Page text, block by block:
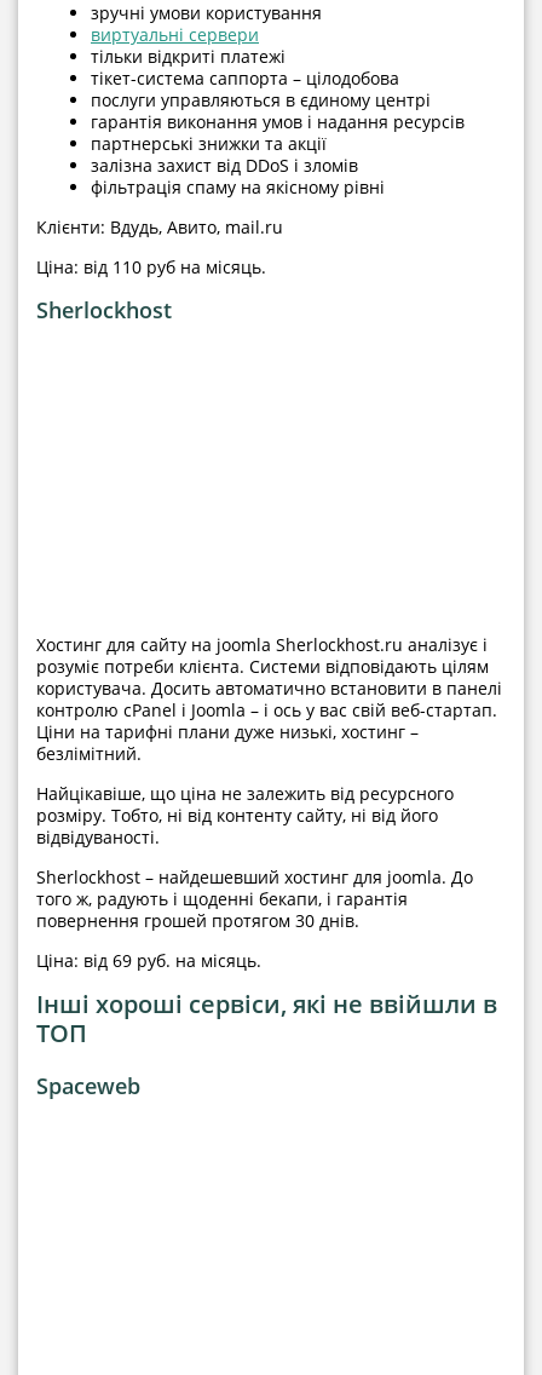
зручні умови користування
виртуальні сервери
тільки відкриті платежі
тікет-система саппорта – цілодобова
послуги управляються в єдиному центрі
гарантія виконання умов і надання ресурсів
партнерські знижки та акції
залізна захист від DDoS і зломів
фільтрація спаму на якісному рівні
Клієнти: Вдудь, Авито, mail.ru
Ціна: від 110 руб на місяць.
Sherlockhost
Хостинг для сайту на joomla Sherlockhost.ru аналізує і
розуміє потреби клієнта. Системи відповідають цілям
користувача. Досить автоматично встановити в панелі
контролю cPanel і Joomla – і ось у вас свій веб-стартап.
Ціни на тарифні плани дуже низькі, хостинг –
безлімітний.
Найцікавіше, що ціна не залежить від ресурсного
розміру. Тобто, ні від контенту сайту, ні від його
відвідуваності.
Sherlockhost – найдешевший хостинг для joomla. До
того ж, радують і щоденні бекапи, і гарантія
повернення грошей протягом 30 днів.
Ціна: від 69 руб. на місяць.
Інші хороші сервіси, які не ввійшли в
ТОП
Spaceweb